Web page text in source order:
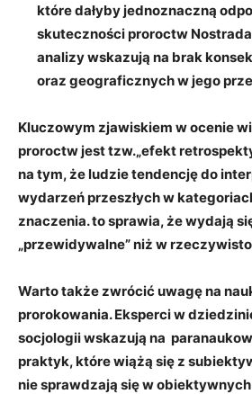
które ​dałyby jednoznaczną‍
skuteczności proroctw
analizy wskazują na brak
oraz geograficznych w jego
Kluczowym zjawiskiem w ‍ocenie
proroctwjest tzw.„efekt
na ‍tym, że ‍ludzie tendencję do
wydarzeń przeszłych w
znaczenia. to⁤ sprawia, że wydają
‍„przewidywalne” niż‍ w
Warto także⁤ zwrócić ⁣uwagę⁤ na
prorokowania. Eksperci⁤ w
socjologii wskazują ‍na ‌
praktyk, które wiążą się ‌z
nie sprawdzają​ się w